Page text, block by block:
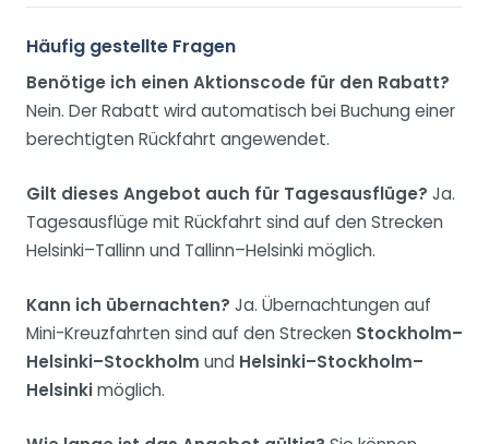
Häufig gestellte Fragen
Benötige ich einen Aktionscode für den Rabatt?
Nein. Der Rabatt wird automatisch bei Buchung einer
berechtigten Rückfahrt angewendet.
Gilt dieses Angebot auch für Tagesausflüge? Ja.
Tagesausflüge mit Rückfahrt sind auf den Strecken
Helsinki–Tallinn und Tallinn–Helsinki möglich.
Kann ich übernachten? Ja. Übernachtungen auf
Mini-Kreuzfahrten sind auf den Strecken Stockholm–
Helsinki–Stockholm und Helsinki–Stockholm–
Helsinkimöglich.